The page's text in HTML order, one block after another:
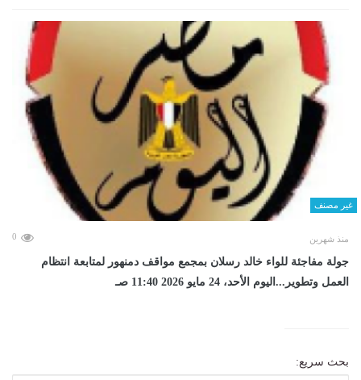
غير مصنف
منذ شهرين 0
جولة مفاجئة للواء خالد رسلان بمجمع مواقف دمنهور لمتابعة انتظام
العمل وتطوير...اليوم الأحد، 24 مايو 2026 11:40 صـ
بحث سريع: